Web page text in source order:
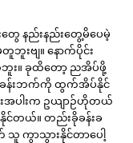
နည်းနည်းတွေ့မိပေမဲ့
းဗျ။ နောက်ပိုင်း
း။ ခုထိတော့ ညအိပ်ဖို့
ခန်းဘက်ကို ထွက်အိပ်နိုင်
ပါးက ဥယျာဉ်ဟိုတယ်
င်တယ်။ တည်းခိုခန်းခ
ာသွားနိုင်တာပေါ့